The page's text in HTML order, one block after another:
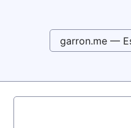
garron.me —